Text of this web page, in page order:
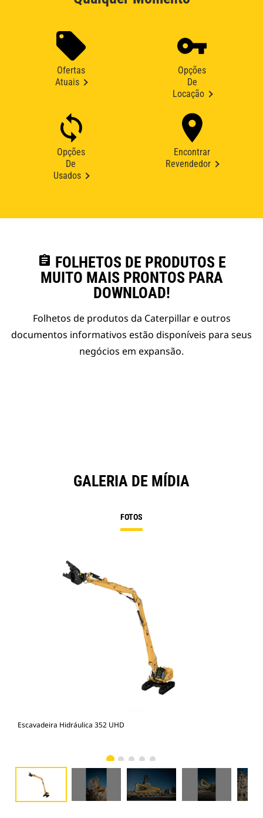
Ofertas
Atuais
Opções
De
Locação
Opções
De
Usados
Encontrar
Revendedor
assignment FOLHETOS DE PRODUTOS E
MUITO MAIS PRONTOS PARA
DOWNLOAD!
Folhetos de produtos da Caterpillar e outros
documentos informativos estão disponíveis para seus
negócios em expansão.
GALERIA DE MÍDIA
FOTOS
Escavadeira Hidráulica 352 UHD